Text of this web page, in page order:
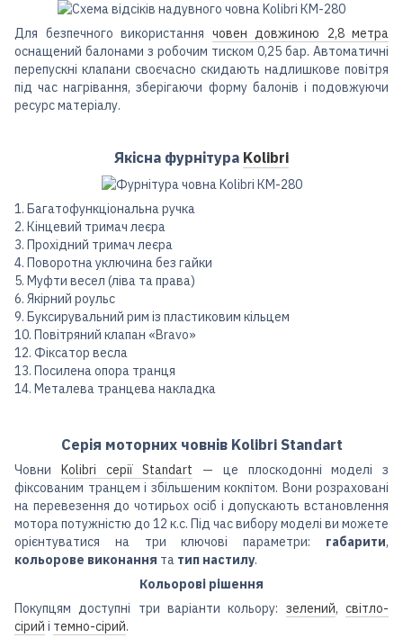
Для безпечного використання човен довжиною 2,8 метра
оснащений балонами з робочим тиском 0,25 бар. Автоматичні
перепускні клапани своєчасно скидають надлишкове повітря
під час нагрівання, зберігаючи форму балонів і подовжуючи
ресурс матеріалу.
Якісна фурнітура Kolibri
1. Багатофункціональна ручка
2. Кінцевий тримач леєра
3. Прохідний тримач леєра
4. Поворотна уключина без гайки
5. Муфти весел (ліва та права)
6. Якірний роульс
9. Буксирувальний рим із пластиковим кільцем
10. Повітряний клапан «Bravo»
12. Фіксатор весла
13. Посилена опора транця
14. Металева транцева накладка
Серія моторних човнів Kolibri Standart
Човни Kolibri серії Standart — це плоскодонні моделі з
фіксованим транцем і збільшеним кокпітом. Вони розраховані
на перевезення до чотирьох осіб і допускають встановлення
мотора потужністю до 12 к.с. Під час вибору моделі ви можете
орієнтуватися на три ключові параметри: габарити,
кольорове виконання та тип настилу.
Кольорові рішення
Покупцям доступні три варіанти кольору: зелений,світло-
сірий і темно-сірий.